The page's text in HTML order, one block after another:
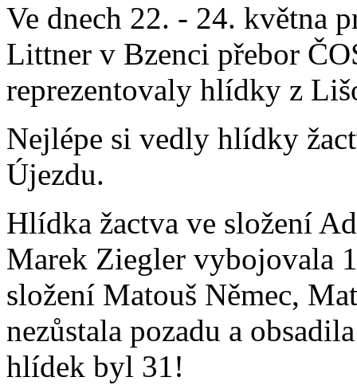
Ve dnech 22. - 24. května
Littner v Bzenci přebor
reprezentovaly hlídky z
Nejlépe si vedly hlídky
Újezdu.
Hlídka žactva ve složení
Marek Ziegler vybojovala
složení Matouš Němec,
nezůstala pozadu a
hlídek byl 31!